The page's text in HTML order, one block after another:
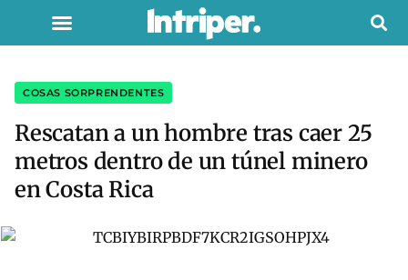
COSAS SORPRENDENTES
Rescatan a un hombre tras caer 25
metros dentro de un túnel minero
en Costa Rica